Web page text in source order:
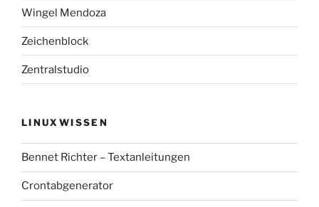
Wingel Mendoza
Zeichenblock
Zentralstudio
LINUXWISSEN
Bennet Richter – Textanleitungen
Crontabgenerator